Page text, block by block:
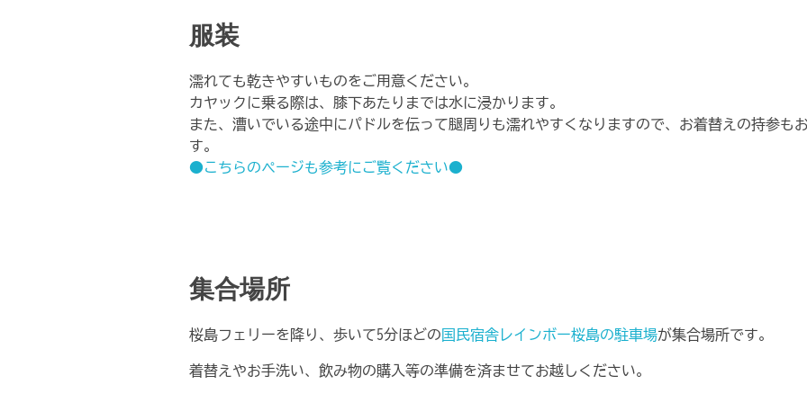
服装
濡れても乾きやすいものをご用意ください。
カヤックに乗る際は、膝下あたりまでは水に浸かります。
また、漕いでいる途中にパドルを伝って腿周りも濡れやすくなりますので、お着替えの持参も
す。
●こちらのページも参考にご覧ください●
集合場所
桜島フェリーを降り、歩いて5分ほどの国民宿舎レインボー桜島の駐車場が集合場所です。
着替えやお手洗い、飲み物の購入等の準備を済ませてお越しください。